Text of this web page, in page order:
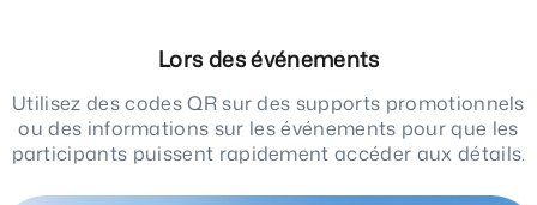
Lors des événements
Utilisez des codes QR sur des supports promotionnels
ou des informations sur les événements pour que les
participants puissent rapidement accéder aux détails.